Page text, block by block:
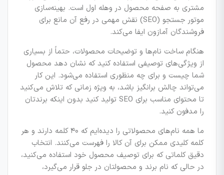
مشتری به صفحه محصول در وهله اول است. بهینه‌سازی
موتور جستجو (SEO) نقش مهمی در رفع آن مانع برای
فروشندگان آمازون ایفا می‌کند.
هنگام ساخت نام‌ها و توضیحات محصولات، حتماً از بسیاری
از ویژگی‌های توصیفی استفاده کنید که نشان دهد محصول
شما چیست و برای چه منظوری استفاده می‌شود. این کار
می‌تواند چالش برانگیز باشد، به ویژه زمانی که تلاش می‌کنید
تا محتوای مناسب برای SEO تولید کنید بدون اینکه برندتان
را مدفون کنید.
ما همه نام‌های محصولاتی را دیده‌ایم که ۴۰ کلمه دارند و هر
کلمه کلیدی ممکن برای آن کالا را فهرست می‌کنند. انتخاب
دقیق کلماتی که برای توصیف محصول خود استفاده می‌کنید،
در حالی که نام برند و محصولتان در جلو قرار می‌گیرد،